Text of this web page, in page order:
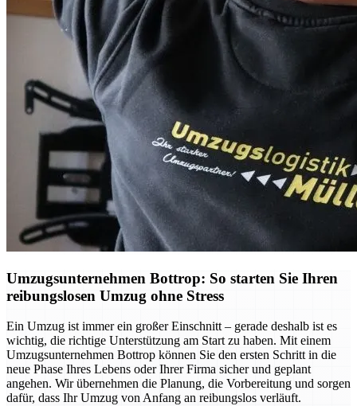
Umzugsunternehmen Bottrop: So starten Sie Ihren
reibungslosen Umzug ohne Stress
Ein Umzug ist immer ein großer Einschnitt – gerade deshalb ist es
wichtig, die richtige Unterstützung am Start zu haben. Mit einem
Umzugsunternehmen Bottrop können Sie den ersten Schritt in die
neue Phase Ihres Lebens oder Ihrer Firma sicher und geplant
angehen. Wir übernehmen die Planung, die Vorbereitung und sorgen
dafür, dass Ihr Umzug von Anfang an reibungslos verläuft.